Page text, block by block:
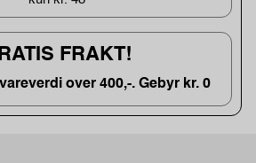
FRAKT!
over 400,-. Gebyr kr. 0